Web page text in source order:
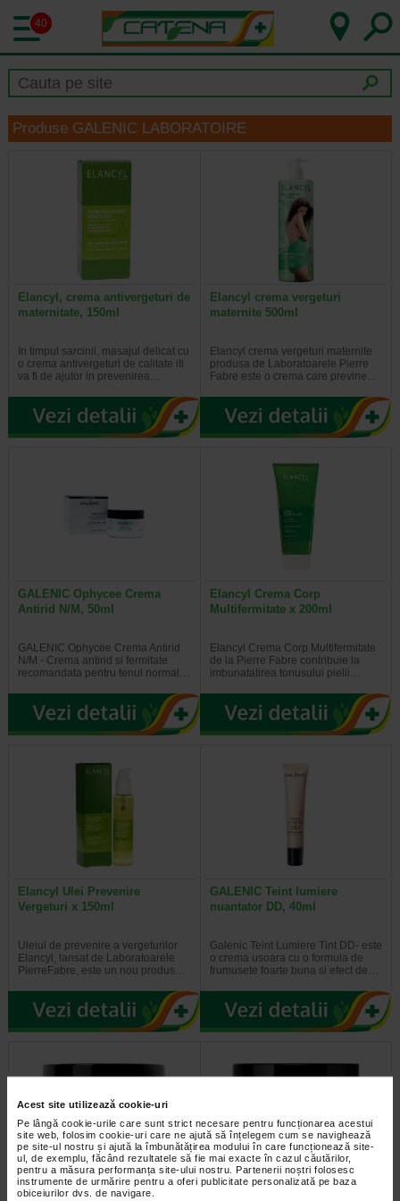
Acest site utilizează cookie-uri
Pe lângă cookie-urile care sunt strict necesare pentru funcționarea acestui
site web, folosim cookie-uri care ne ajută să înțelegem cum se navighează
pe site-ul nostru și ajută la îmbunătățirea modului în care funcționează site-
ul, de exemplu, făcând rezultatele să fie mai exacte în cazul căutărilor,
pentru a măsura performanța site-ului nostru. Partenerii noștri folosesc
instrumente de urmărire pentru a oferi publicitate personalizată pe baza
obiceiurilor dvs. de navigare.
40
Produse GALENIC LABORATOIRE
Elancyl, crema antivergeturi de
maternitate, 150ml
In timpul sarcinii, masajul delicat cu
o crema antivergeturi de calitate iti
va fi de ajutor in prevenirea…
Elancyl crema vergeturi
maternite 500ml
Elancyl crema vergeturi maternite
produsa de Laboratoarele Pierre
Fabre este o crema care previne…
GALENIC Ophycee Crema
Antirid N/M, 50ml
GALENIC Ophycee Crema Antirid
N/M - Crema antirid si fermitate
recomandata pentru tenul normal…
Elancyl Crema Corp
Multifermitate x 200ml
Elancyl Crema Corp Multifermitate
de la Pierre Fabre contribuie la
imbunatatirea tonusului pielii…
Elancyl Ulei Prevenire
Vergeturi x 150ml
Uleiul de prevenire a vergeturilor
Elancyl, lansat de Laboratoarele
PierreFabre, este un nou produs…
GALENIC Teint lumiere
nuantator DD, 40ml
Galenic Teint Lumiere Tint DD- este
o crema usoara cu o formula de
frumusete foarte buna si efect de…
Galenic Gel Chrono-Active De
Galenic Infuzie De Frumusete*